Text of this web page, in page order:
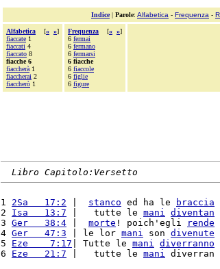
Indice| Parole: Alfabetica - Frequenza -
Alfabetica [« »]
fiaccate 1
fiaccati 4
fiaccato 8
fiacche 6
fiaccherà 1
fiaccherai 2
fiaccherò 1
Frequenza [« »]
6 fermai
6 fermano
6 fermarsi
6 fiacche
6 fiaccole
6 figlie
6 figure
Libro Capitolo:Versetto
1 2Sa   17:2 stanco ed ha le braccia
2 Isa   13:7 |   tutte le mani diventan
3 Ger   38:4 morte ! poich'egli rende
4 Ger   47:3 | le lor mani son divenute
5 Eze    7:17 | Tutte le mani diverranno
6 Eze   21:7 |   tutte le mani diverran